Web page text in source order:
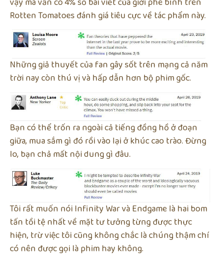
Rotten Tomatoes đánh giá tiêu cực về tác phẩm này.
Những giả thuyết của fan gây sốt trên mạng cả năm
trời nay còn thú vị và hấp dẫn hơn bộ phim gốc.
Bạn có thể trốn ra ngoài cả tiếng đồng hồ ở đoạn
giữa, mua sắm gì đó rồi vào lại ở khúc cao trào. Đừng
lo, bạn chả mất nội dung gì đâu.
Tôi rất muốn nói Infinity War và Endgame là hai bom
tấn tồi tệ nhất về mặt tư tưởng từng được thực
hiện, trừ việc tôi cũng không chắc là chúng thậm chí
có nên được gọi là phim hay không.